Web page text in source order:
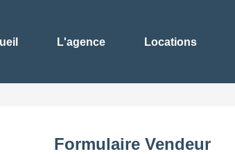
L'agence Locations
Formulaire Vendeur